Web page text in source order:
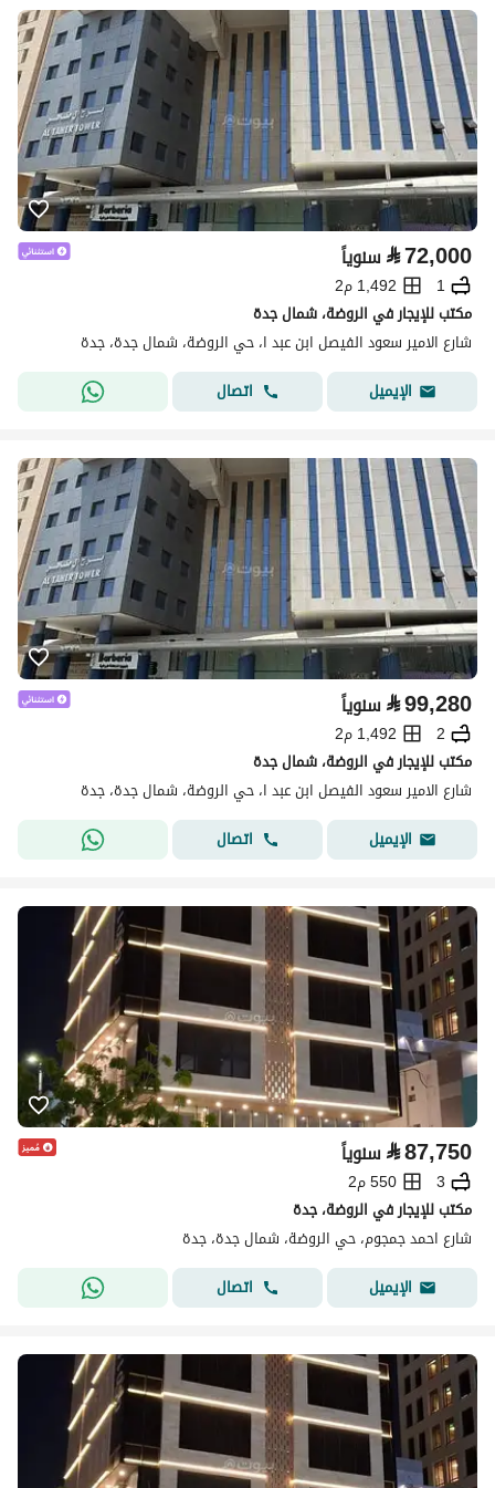
⃁72,000 سنوياً
1
1,492 م2
مكتب للإيجار في الروضة، شمال جدة
شارع الامير سعود الفيصل ابن عبد ا، حي الروضة، شمال جدة، جدة
الإيميل
اتصال
⃁99,280 سنوياً
2
1,492 م2
مكتب للإيجار في الروضة، شمال جدة
شارع الامير سعود الفيصل ابن عبد ا، حي الروضة، شمال جدة، جدة
الإيميل
اتصال
⃁87,750 سنوياً
3
550 م2
مكتب للإيجار في الروضة، جدة
شارع احمد جمجوم، حي الروضة، شمال جدة، جدة
الإيميل
اتصال